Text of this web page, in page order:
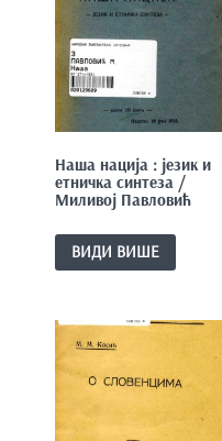
Наша нација : језик и
етничка синтеза /
Миливој Павловић
ВИДИ ВИШЕ